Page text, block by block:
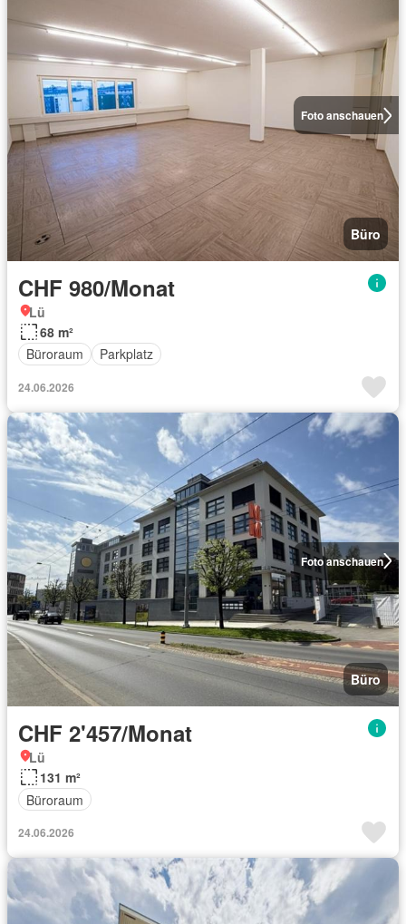
Foto anschauen
Büro
CHF 980/Monat
Lü
68 m²
Büroraum
Parkplatz
24.06.2026
Foto anschauen
Büro
CHF 2'457/Monat
Lü
131 m²
Büroraum
24.06.2026